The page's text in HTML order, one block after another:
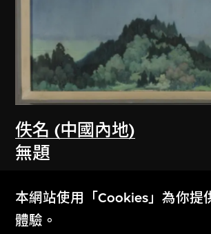
佚名 (中國內地)
無題
本網站使用「Cookies」為你提
體驗。